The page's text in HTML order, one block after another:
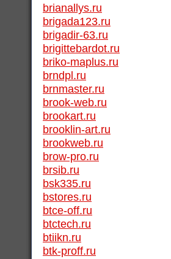
brianallys.ru
brigada123.ru
brigadir-63.ru
brigittebardot.ru
briko-maplus.ru
brndpl.ru
brnmaster.ru
brook-web.ru
brookart.ru
brooklin-art.ru
brookweb.ru
brow-pro.ru
brsib.ru
bsk335.ru
bstores.ru
btce-off.ru
btctech.ru
btiikn.ru
btk-proff.ru